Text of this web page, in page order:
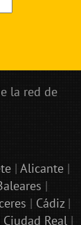
la red de
| Alicante|
|
| Cádiz|
Ciudad Real|